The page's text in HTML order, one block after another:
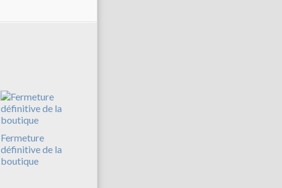
Fermeture
définitive de la
boutique